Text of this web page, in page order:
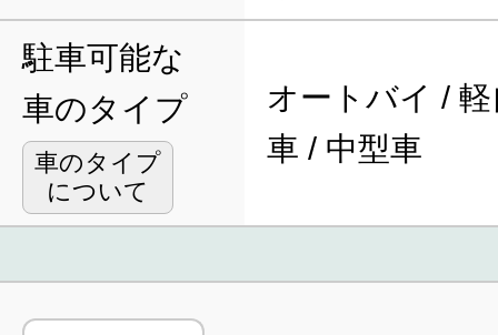
駐車可能な
車のタイプ
車のタイプ
について
オートバイ /
車 / 中型車